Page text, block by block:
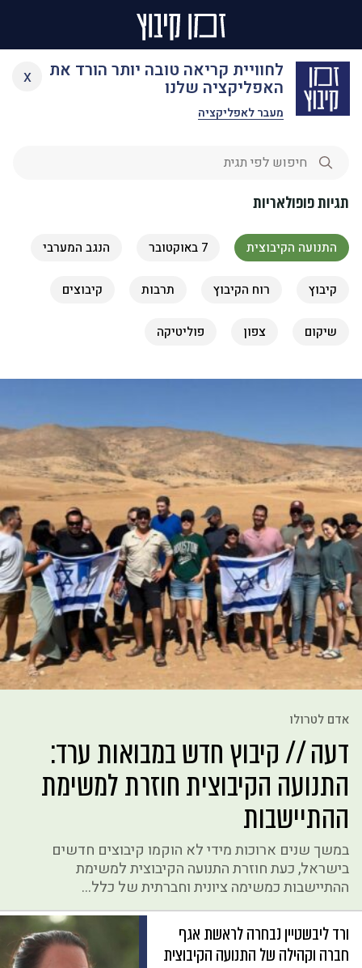
לחוויית קריאה טובה יותר הורד את
האפליקציה שלנו
מעבר לאפליקציה
x
Skip
content
תגיות
תגיות פופולאריות
התנועה הקיבוצית 7 באוקטובר הנגב המערבי
קיבוץ רוח הקיבוץ תרבות קיבוצים
שיקום צפון פוליטיקה
אדם לטרולו
דעה // קיבוץ חדש במבואות ערד:
התנועה הקיבוצית חוזרת למשימת
ההתיישבות
במשך שנים ארוכות מידי לא הוקמו קיבוצים חדשים
בישראל, כעת חוזרת התנועה הקיבוצית למשימת
ההתיישבות כמשימה ציונית וחברתית של כלל...
ורד ליבשטיין נבחרה לראשת אגף
חברה וקהילה של התנועה הקיבוצית